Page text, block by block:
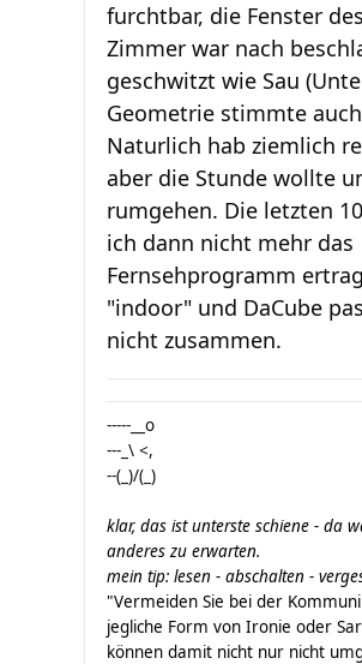
furchtbar, die Fenster
Zimmer war nach
geschwitzt wie Sau
Geometrie stimmte
Naturlich hab ziemlich
aber die Stunde wollte
rumgehen. Die letzten
ich dann nicht mehr das
Fernsehprogramm
"indoor" und DaCube
nicht zusammen.
-----__o
---_\ <,
--(_)/(_)
klar, das ist unterste schiene - da
anderes zu erwarten.
mein tip: lesen - abschalten -
"Vermeiden Sie bei der
jegliche Form von Ironie oder
können damit nicht nur nicht